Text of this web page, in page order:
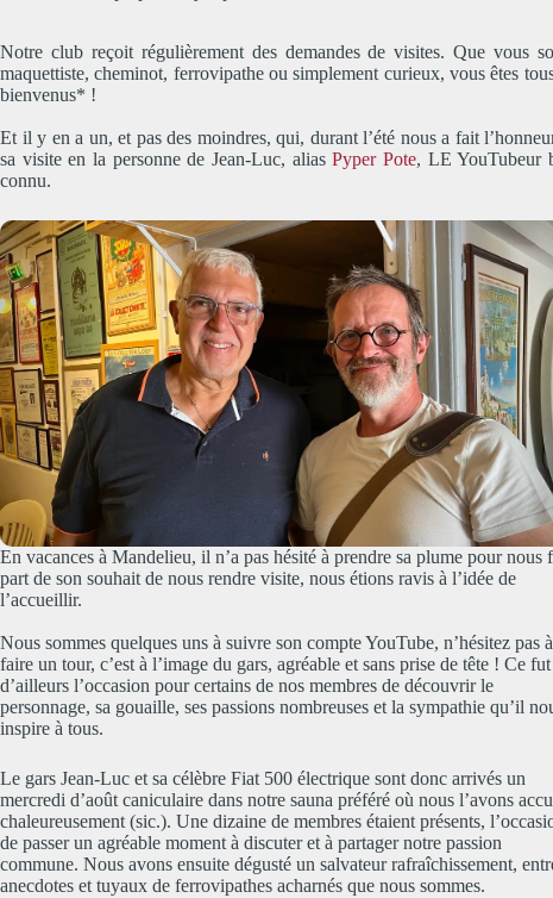
Notre club reçoit régulièrement des demandes de visites. Que vous
maquettiste, cheminot, ferrovipathe ou simplement curieux, vous êtes
bienvenus* !
Et il y en a un, et pas des moindres, qui, durant l’été nous a fait
sa visite en la personne de Jean-Luc, aliasPyper Pote, LE YouTubeur
connu.
En vacances à Mandelieu, il n’a pas hésité à prendre sa plume pour nous
part de son souhait de nous rendre visite, nous étions ravis à l’idée de
l’accueillir.
Nous sommes quelques uns à suivre son compte YouTube, n’hésitez pas
faire un tour, c’est à l’image du gars, agréable et sans prise de tête ! Ce fut
d’ailleurs l’occasion pour certains de nos membres de découvrir le
personnage, sa gouaille, ses passions nombreuses et la sympathie qu’il
inspire à tous.
Le gars Jean-Luc et sa célèbre Fiat 500 électrique sont donc arrivés un
mercredi d’août caniculaire dans notre sauna préféré où nous l’avons
chaleureusement (sic.). Une dizaine de membres étaient présents,
de passer un agréable moment à discuter et à partager notre passion
commune. Nous avons ensuite dégusté un salvateur rafraîchissement,
anecdotes et tuyaux de ferrovipathes acharnés que nous sommes.